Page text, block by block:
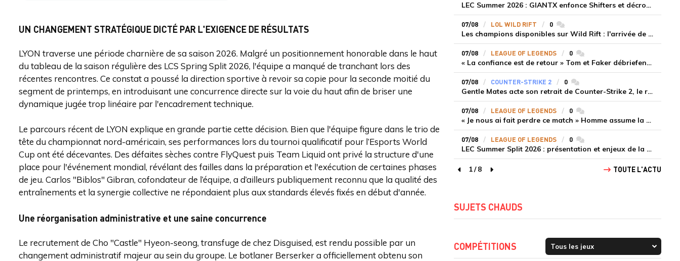
UN CHANGEMENT STRATÉGIQUE DICTÉ PAR L'EXIGENCE DE RÉSULTATS
LYON traverse une période charnière de sa saison 2026. Malgré un positionnement honorable dans le haut
du tableau de la saison régulière des LCS Spring Split 2026, l'équipe a manqué de tranchant lors des
récentes rencontres. Ce constat a poussé la direction sportive à revoir sa copie pour la seconde moitié du
segment de printemps, en introduisant une concurrence directe sur la voie du haut afin de briser une
dynamique jugée trop linéaire par l'encadrement technique.
Le parcours récent de LYON explique en grande partie cette décision. Bien que l'équipe figure dans le trio de
tête du championnat nord-américain, ses performances lors du tournoi qualificatif pour l’Esports World
Cup ont été décevantes. Des défaites sèches contre FlyQuest puis Team Liquid ont privé la structure d'une
place pour l'événement mondial, révélant des failles dans la préparation et l'exécution de certaines phases
de jeu. Carlos "Biblos" Gibran, cofondateur de l’équipe, a d’ailleurs publiquement reconnu que la qualité des
entraînements et la synergie collective ne répondaient plus aux standards élevés fixés en début d'année.
Une réorganisation administrative et une saine concurrence
Le recrutement de Cho "Castle" Hyeon-seong, transfuge de chez Disguised, est rendu possible par un
changement administratif majeur au sein du groupe. Le botlaner Berserker a officiellement obtenu son
LEC Summer 2026 : GIANTX enfonce Shifters et décroche sa première victoire
07/08 LOL WILD RIFT 0commentaires
Les champions disponibles sur Wild Rift : l'arrivée de Cho'Gath
07/08 LEAGUE OF LEGENDS 0commentaires
« La confiance est de retour » Tom et Faker débriefent la victoire convaincante de T1 face à Dplus KIA
07/08 COUNTER-STRIKE 2 0commentaires
Gentle Mates acte son retrait de Counter-Strike 2, le roster ibérique libéré
07/08 LEAGUE OF LEGENDS 0commentaires
« Je nous ai fait perdre ce match » Homme assume la responsabilité de la défaite de HLE face à Gen.G
07/08 LEAGUE OF LEGENDS 0commentaires
LEC Summer Split 2026 : présentation et enjeux de la troisième semaine de compétition
page précédente
1/8
page suivante
TOUTE L'ACTU
SUJETS CHAUDS
COMPÉTITIONS